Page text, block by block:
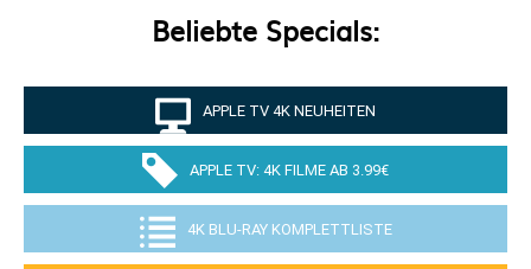
Beliebte Specials:
APPLE TV 4K NEUHEITEN
APPLE TV: 4K FILME AB 3.99€
4K BLU-RAY KOMPLETTLISTE